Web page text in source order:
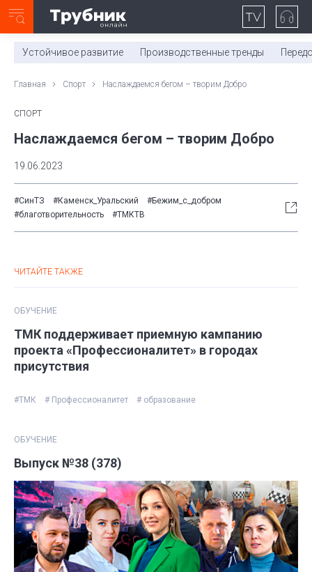
0:00/ 11:03
Устойчивое развитие Производственные тренды
Главная Спорт Наслаждаемся бегом – творим Добро
СПОРТ
Наслаждаемся бегом – творим Добро
19.06.2023
#СинТЗ #Каменск_Уральский
#Бежим_с_добром
#благотворительность
#ТМКТВ
ЧИТАЙТЕ ТАКЖЕ
ОБУЧЕНИЕ
ТМК поддерживает приемную кампанию
проекта «Профессионалитет» в городах
присутствия
#ТМК # Профессионалитет # образование
ОБУЧЕНИЕ
Выпуск №38 (378)